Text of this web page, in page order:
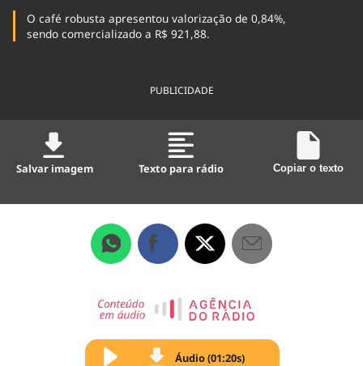
O café robusta apresentou valorização de 0,84%,
sendo comercializado a R$ 921,88.
PUBLICIDADE
Salvar imagem Texto para rádio Copiar o texto
Áudio (01:20s)